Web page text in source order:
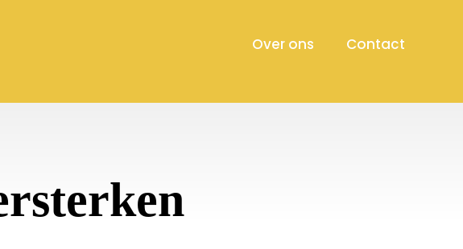
Over ons Contact